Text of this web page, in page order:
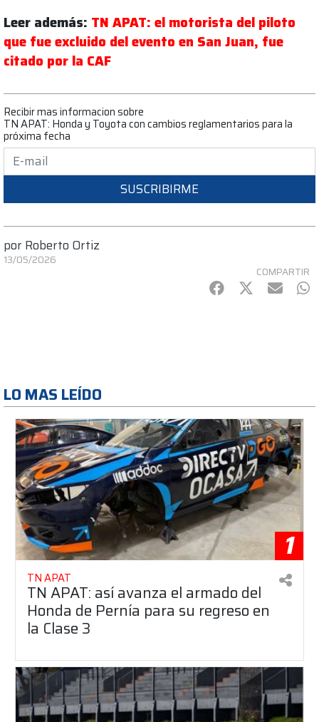
Leer además: TN APAT: el motorista del piloto
que fue excluido del evento en San Juan, fue
citado por la CAF
Recibir mas informacion sobre
TN APAT: Honda y Toyota con cambios reglamentarios para la
próxima fecha
SUSCRIBIRME
por Roberto Ortiz
13/05/2026
COMPARTIR
Facebook
Twitter
mail
LO MAS LEÍDO
1
TN APAT
TN APAT: así avanza el armado del
Honda de Pernía para su regreso en
la Clase 3